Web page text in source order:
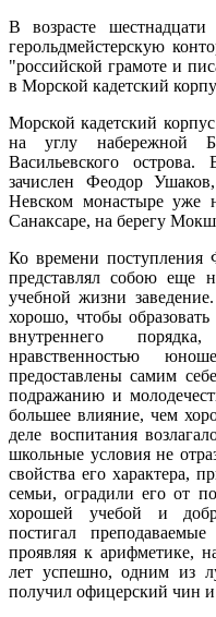
В возрасте
герольдмейстерскую
"российской грамоте и
в Морской кадетский
Морской кадетский
на углу набережной
Васильевского
зачислен Феодор
Невском монастыре уже
Санаксаре, на берегу
Ко времени поступления
представлял собою еще
учебной жизни
хорошо, чтобы
внутреннего
нравственностью
предоставлены самим
подражанию и
большее влияние, чем
деле воспитания
школьные условия не
свойства его характера,
семьи, оградили его от
хорошей учебой и
постигал
проявляя к арифметике,
лет успешно, одним из
получил офицерский чин